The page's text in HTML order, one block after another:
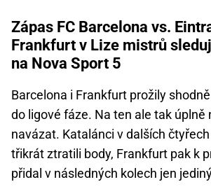
Zápas FC Barcelona vs.
Frankfurt v Lize mistrů
na Nova Sport 5
Barcelona i Frankfurt prožily
do ligové fáze. Na ten ale tak úplně
navázat. Katalánci v dalších
třikrát ztratili body, Frankfurt pak k
přidal v následných kolech jen